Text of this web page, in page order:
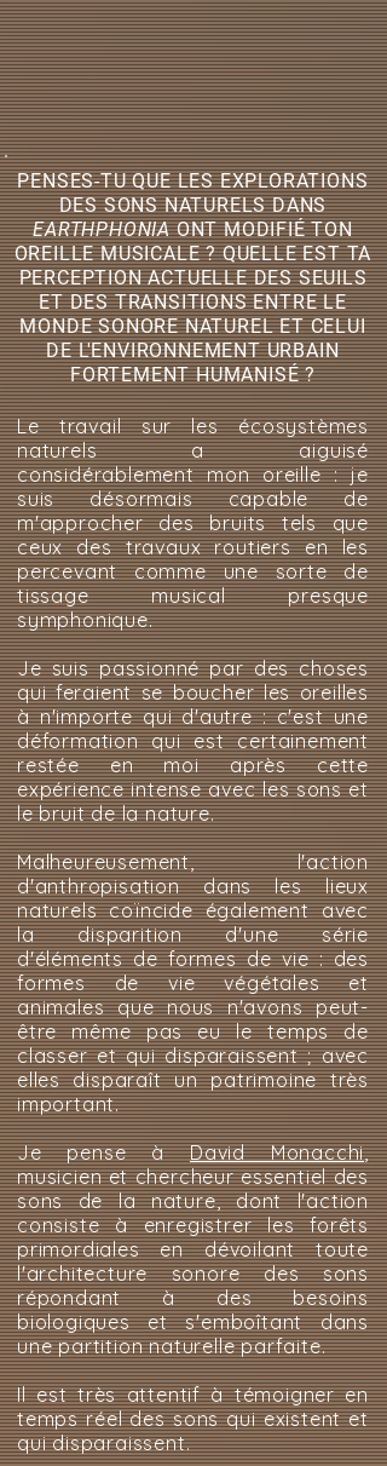
PENSES-TU QUE LES EXPLORATIONS
DES SONS NATURELS DANS
EARTHPHONIAONT MODIFIÉ TON
OREILLE MUSICALE ? QUELLE EST TA
PERCEPTION ACTUELLE DES SEUILS
ET DES TRANSITIONS ENTRE LE
MONDE SONORE NATUREL ET CELUI
DE L'ENVIRONNEMENT URBAIN
FORTEMENT HUMANISÉ ?
Le travail sur les écosystèmes
naturels a aiguisé
considérablement mon oreille : je
suis désormais capable de
m'approcher des bruits tels que
ceux des travaux routiers en les
percevant comme une sorte de
tissage musical presque
symphonique.
Je suis passionné par des choses
qui feraient se boucher les oreilles
à n'importe qui d'autre : c'est une
déformation qui est certainement
restée en moi après cette
expérience intense avec les sons et
le bruit de la nature.
Malheureusement, l'action
d'anthropisation dans les lieux
naturels coïncide également avec
la disparition d'une série
d'éléments de formes de vie : des
formes de vie végétales et
animales que nous n'avons peut-
être même pas eu le temps de
classer et qui disparaissent ; avec
elles disparaît un patrimoine très
important.
Je pense àDavid Monacchi,
musicien et chercheur essentiel des
sons de la nature, dont l'action
consiste à enregistrer les forêts
primordiales en dévoilant toute
l'architecture sonore des sons
répondant à des besoins
biologiques et s'emboîtant dans
une partition naturelle parfaite.
Il est très attentif à témoigner en
temps réel des sons qui existent et
qui disparaissent.